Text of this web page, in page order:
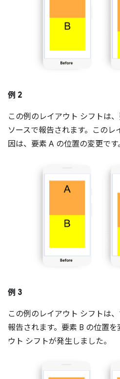
例 2
この例のレイアウト シフトは
ソースで報告されます。この
因は、要素 A の位置の変更です。
例 3
この例のレイアウト シフトは
報告されます。要素 B の位置
ウト シフトが発生しました。